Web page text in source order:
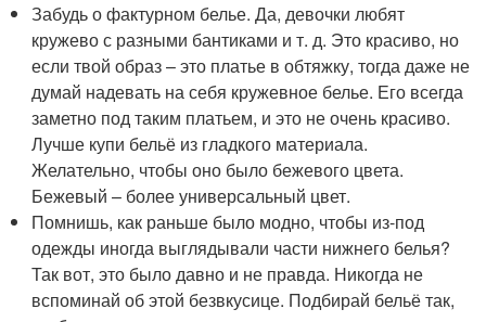
Забудь о фактурном белье. Да, девочки любят
кружево с разными бантиками и т. д. Это красиво, но
если твой образ – это платье в обтяжку, тогда даже не
думай надевать на себя кружевное белье. Его всегда
заметно под таким платьем, и это не очень красиво.
Лучше купи бельё из гладкого материала.
Желательно, чтобы оно было бежевого цвета.
Бежевый – более универсальный цвет.
Помнишь, как раньше было модно, чтобы из-под
одежды иногда выглядывали части нижнего белья?
Так вот, это было давно и не правда. Никогда не
вспоминай об этой безвкусице. Подбирай бельё так,